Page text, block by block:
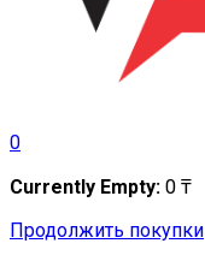
0
Currently Empty: 0 ₸
Продолжить покупки